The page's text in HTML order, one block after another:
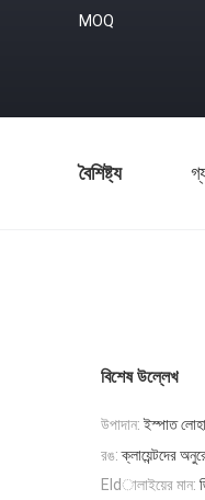
MOQ
বৈশিষ্ট্য
বিশেষ উল্লেখ
উপাদান: ইস্পাত লোহা
রঙ: ক্লায়েন্টদের
Eldালাইয়ের মান: